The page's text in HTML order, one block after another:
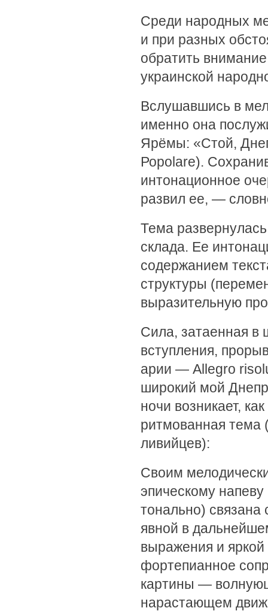
Среди народных
и при разных
обратить
украинской
Вслушавшись в
именно она
Ярёмы: «Стой,
Ророlare).
интонационное
развил ее, —
Тема
склада. Ее
содержанием
структуры
выразительную
Сила, затаенная в
вступления,
арии — Allegro
широкий мой
ночи возникает,
ритмованная
ливийцев):
Своим
эпическому
тонально) связана
явной в
выражения и
фортепианное
картины —
нарастающем